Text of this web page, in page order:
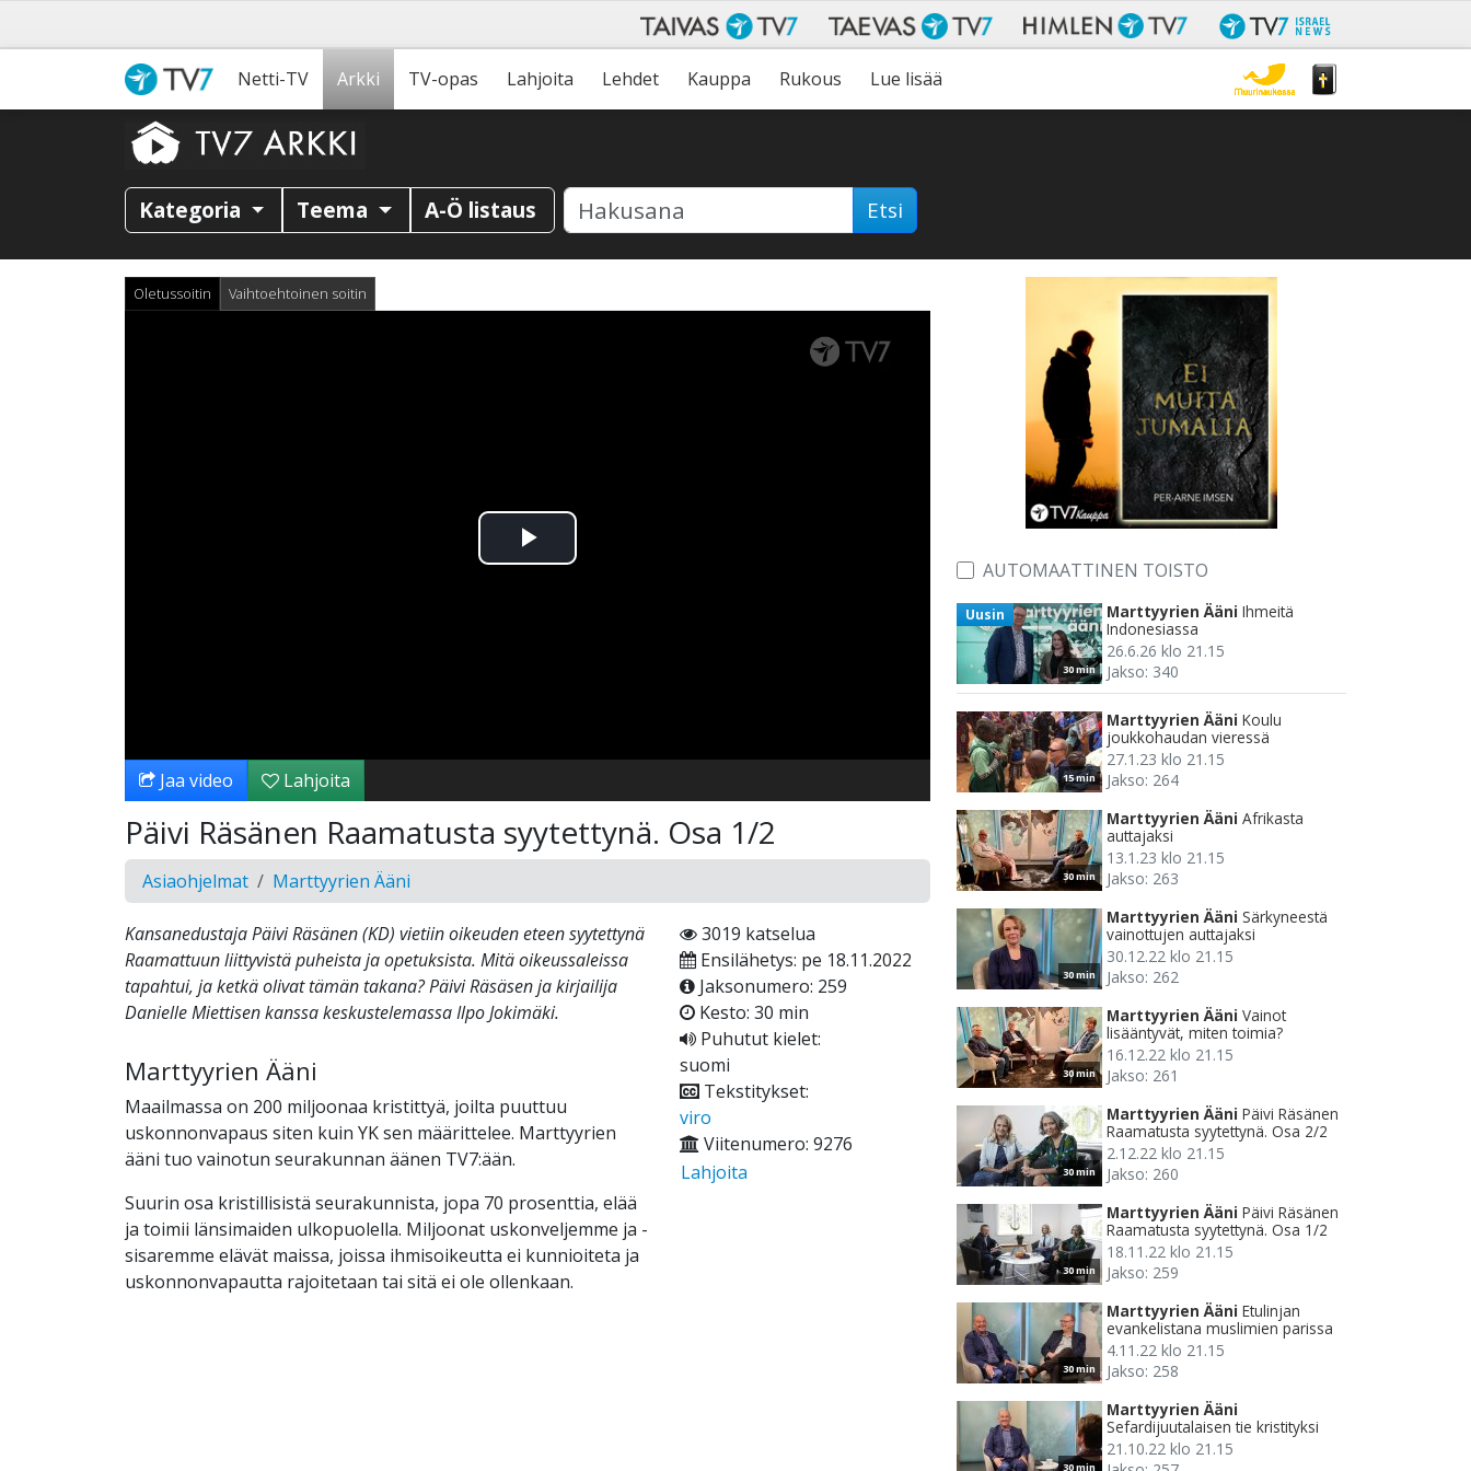
Netti-TV Arkki TV-opas Lahjoita Lehdet Kauppa Rukous Lue lisää
Kategoria Teema A-Ö listaus Etsi
Oletussoitin Vaihtoehtoinen soitin
Toista
Jaa video Lahjoita
Päivi Räsänen Raamatusta syytettynä. Osa 1/2
Asiaohjelmat Marttyyrien Ääni
Kansanedustaja Päivi Räsänen (KD) vietiin oikeuden eteen syytettynä
Raamattuun liittyvistä puheista ja opetuksista. Mitä oikeussaleissa
tapahtui, ja ketkä olivat tämän takana? Päivi Räsäsen ja kirjailija
Danielle Miettisen kanssa keskustelemassa Ilpo Jokimäki.
Marttyyrien Ääni
Maailmassa on 200 miljoonaa kristittyä, joilta puuttuu
uskonnonvapaus siten kuin YK sen määrittelee. Marttyyrien
ääni tuo vainotun seurakunnan äänen TV7:ään.
Suurin osa kristillisistä seurakunnista, jopa 70 prosenttia, elää
ja toimii länsimaiden ulkopuolella. Miljoonat uskonveljemme ja -
sisaremme elävät maissa, joissa ihmisoikeutta ei kunnioiteta ja
uskonnonvapautta rajoitetaan tai sitä ei ole ollenkaan.
3019 katselua
Ensilähetys: pe 18.11.2022
Jaksonumero: 259
Kesto: 30 min
Puhutut kielet:
suomi
Tekstitykset:
viro
Viitenumero: 9276
Lahjoita
AUTOMAATTINEN TOISTO
30 min
Uusin Marttyyrien Ääni Ihmeitä
Indonesiassa
26.6.26 klo 21.15
Jakso: 340
15 min
Marttyyrien Ääni Koulu
joukkohaudan vieressä
27.1.23 klo 21.15
Jakso: 264
30 min
Marttyyrien Ääni Afrikasta
auttajaksi
13.1.23 klo 21.15
Jakso: 263
30 min
Marttyyrien Ääni Särkyneestä
vainottujen auttajaksi
30.12.22 klo 21.15
Jakso: 262
30 min
Marttyyrien Ääni Vainot
lisääntyvät, miten toimia?
16.12.22 klo 21.15
Jakso: 261
30 min
Marttyyrien Ääni Päivi Räsänen
Raamatusta syytettynä. Osa 2/2
2.12.22 klo 21.15
Jakso: 260
30 min
Marttyyrien Ääni Päivi Räsänen
Raamatusta syytettynä. Osa 1/2
18.11.22 klo 21.15
Jakso: 259
30 min
Marttyyrien Ääni Etulinjan
evankelistana muslimien parissa
4.11.22 klo 21.15
Jakso: 258
30 min
Marttyyrien Ääni
Sefardijuutalaisen tie kristityksi
21.10.22 klo 21.15